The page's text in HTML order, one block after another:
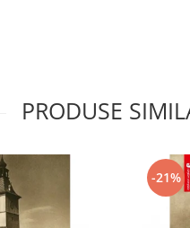
PRODUSE
-21%